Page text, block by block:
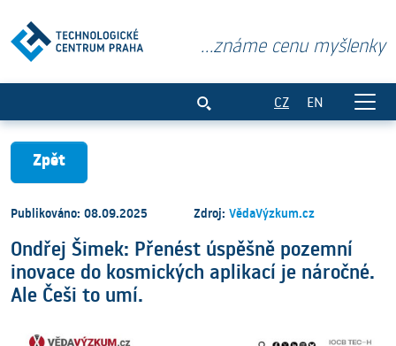
...známe cenu myšlenky
CZ EN
Zpět
Publikováno: 08.09.2025 Zdroj: VědaVýzkum.cz
Ondřej Šimek: Přenést úspěšně pozemní
inovace do kosmických aplikací je náročné.
Ale Češi to umí.